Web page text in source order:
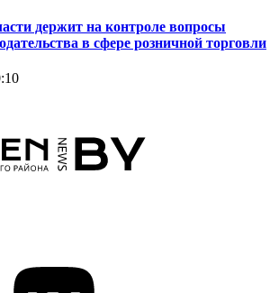
держит на контроле вопросы
в сфере розничной торговли